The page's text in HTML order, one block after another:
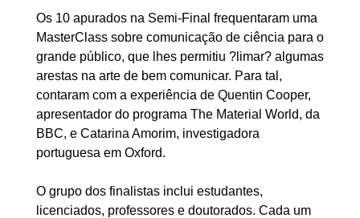
Os 10 apurados na Semi-Final frequentaram uma
MasterClass sobre comunicação de ciência para o
grande público, que lhes permitiu ?limar? algumas
arestas na arte de bem comunicar. Para tal,
contaram com a experiência de Quentin Cooper,
apresentador do programa The Material World, da
BBC, e Catarina Amorim, investigadora
portuguesa em Oxford.
O grupo dos finalistas inclui estudantes,
licenciados, professores e doutorados. Cada um